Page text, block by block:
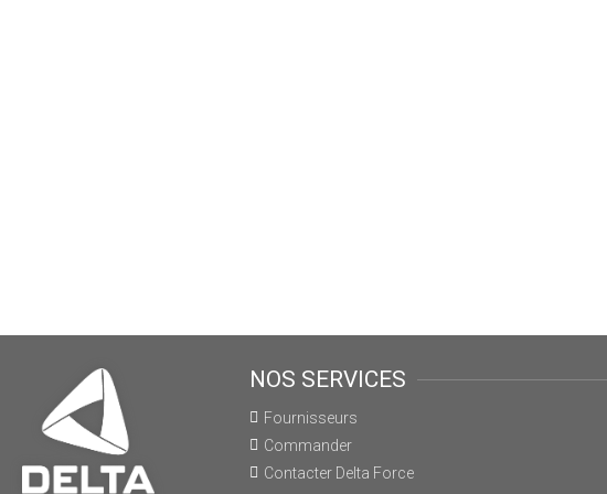
NOS SERVICES
Fournisseurs
Commander
Contacter Delta Force